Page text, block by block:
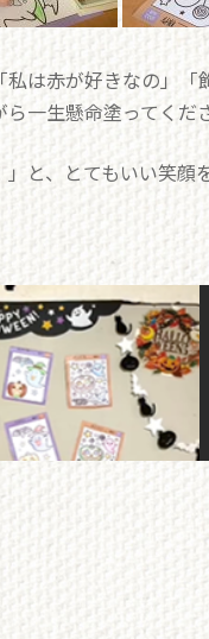
私は赤が好きなの」
ら一生懸命塗ってく
と、とてもいい笑